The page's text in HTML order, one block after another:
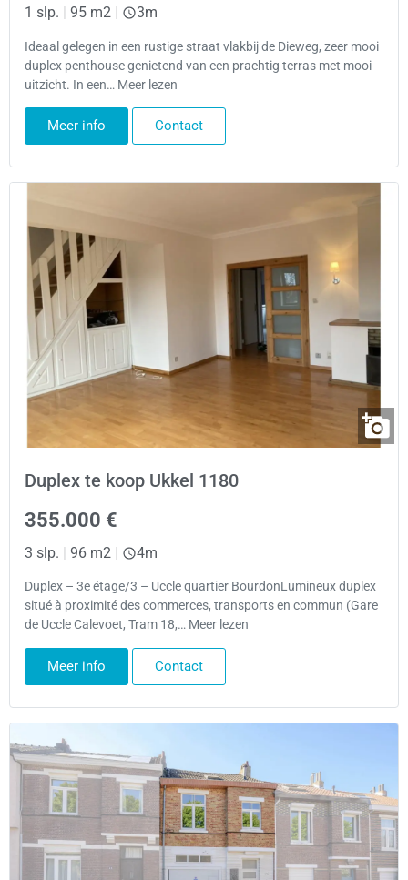
1 slp. 95 m2 3m
Ideaal gelegen in een rustige straat vlakbij de Dieweg, zeer mooi
duplex penthouse genietend van een prachtig terras met mooi
uitzicht. In een… Meer lezen
Meer info Contact
Duplex te koop Ukkel 1180
355.000 €
3 slp. | 96 m2 | 4m
Duplex – 3e étage/3 – Uccle quartier BourdonLumineux duplex
situé à proximité des commerces, transports en commun (Gare
de Uccle Calevoet, Tram 18,… Meer lezen
Meer info Contact